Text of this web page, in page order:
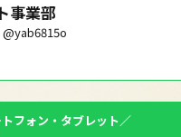
事業部
@yab6815o
フォン・タブレット／